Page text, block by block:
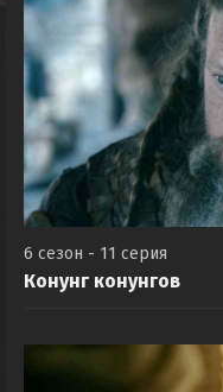
6 сезон - 11 серия
Конунг конунгов